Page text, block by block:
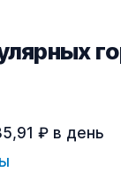
₽ в день